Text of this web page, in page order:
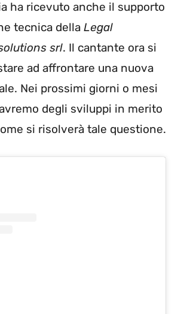
ha ricevuto anche il supporto
tecnica della Legal
srl. Il cantante ora si
ad affrontare una nuova
Nei prossimi giorni o mesi
degli sviluppi in merito
si risolverà tale questione.